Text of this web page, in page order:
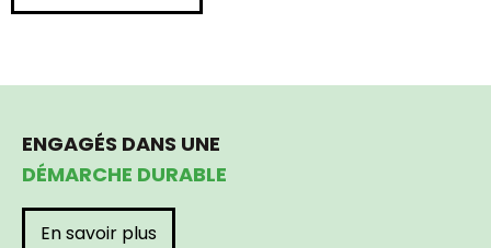
ENGAGÉS DANS UNE
DÉMARCHE DURABLE
En savoir plus